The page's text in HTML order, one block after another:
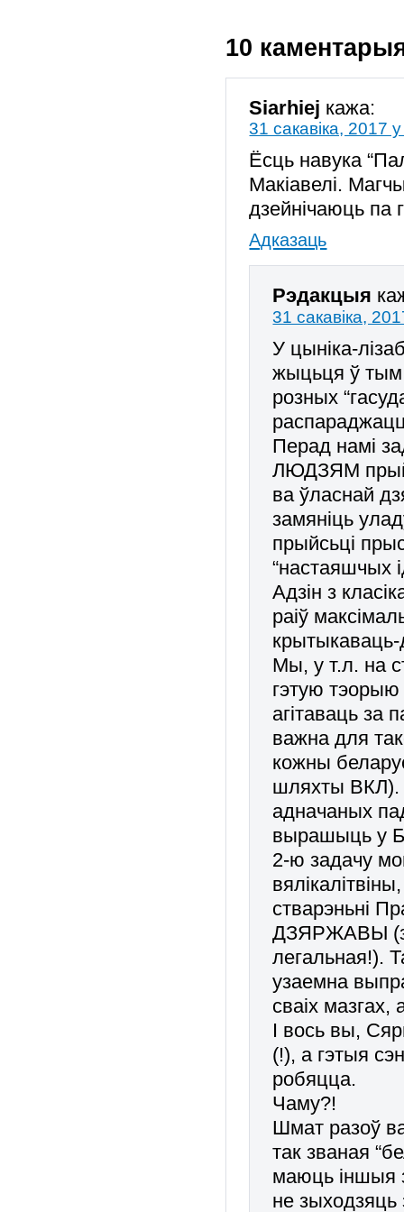
10
Siarhiej кажа:
31 сакавіка, 2017
Ёсць навука
Макіавелі.
дзейнічаюць па
Адказаць
Рэдакцыя
31 сакавіка,
У цыніка-
жыцьця ў
розных
Перад намі
ЛЮДЗЯМ
ва ўласнай
замяніць
прыйсьці
“настаяшчых
Адзін з
раіў
Мы, у т.л. на
гэтую
агітаваць за
важна для
кожны
шляхты ВКЛ).
адначаных
вырашыць у
2-ю задачу
стварэньні
ДЗЯРЖАВЫ
легальная!).
узаемна
сваіх
І вось вы,
(!), а гэтыя
робяцца.
Чаму?!
Шмат разоў
так званая
маюць іншыя
не зыходзяць